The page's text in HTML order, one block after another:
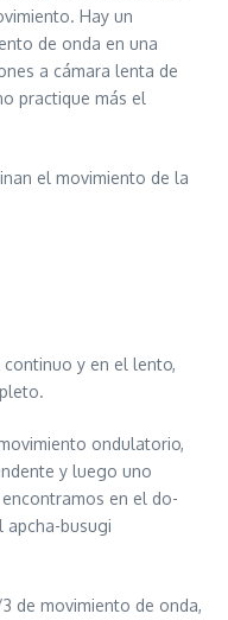
Hay un
de onda en una
a cámara lenta de
practique más el
el movimiento de la
y en el lento,
ondulatorio,
y luego uno
en el do-
apcha-busugi
de movimiento de onda,